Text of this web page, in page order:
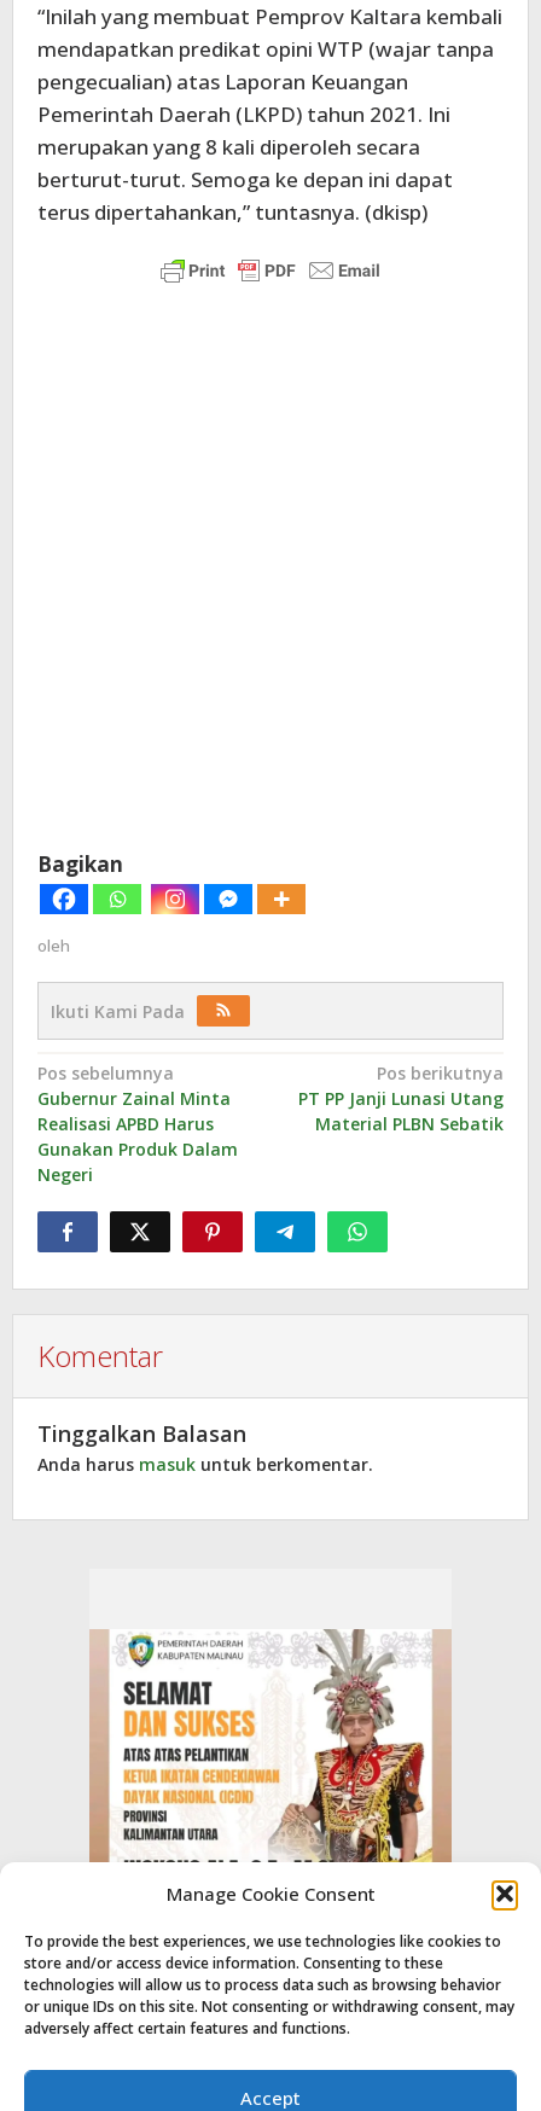
Manage Cookie Consent
To provide the best experiences, we use technologies like cookies to
store and/or access device information. Consenting to these
technologies will allow us to process data such as browsing behavior
or unique IDs on this site. Not consenting or withdrawing consent, may
adversely affect certain features and functions.
Accept
“Inilah yang membuat Pemprov Kaltara kembali
mendapatkan predikat opini WTP (wajar tanpa
pengecualian) atas Laporan Keuangan
Pemerintah Daerah (LKPD) tahun 2021. Ini
merupakan yang 8 kali diperoleh secara
berturut-turut. Semoga ke depan ini dapat
terus dipertahankan,” tuntasnya. (dkisp)
Bagikan
oleh
Ikuti Kami Pada
Navigasi
pos
Pos sebelumnya
Gubernur Zainal Minta
Realisasi APBD Harus
Gunakan Produk Dalam
Negeri
Pos berikutnya
PT PP Janji Lunasi Utang
Material PLBN Sebatik
Komentar
Tinggalkan Balasan
Anda harus masuk untuk berkomentar.